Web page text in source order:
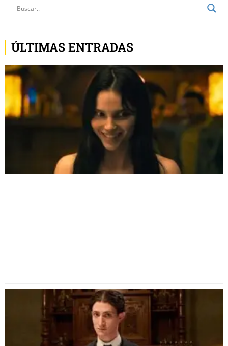
ÚLTIMAS ENTRADAS